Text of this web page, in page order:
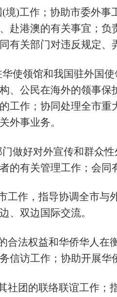
境)工作；协助市委外
赴港澳的有关事宜；
有关部门对违反规定、
使领馆和我国驻外国
、公民在海外的领事
工作；协同处理全市
外事业务。
做好对外宣传和群众
的有关管理工作；会
工作，指导协调全市
、双边国际交流。
合法权益和华侨华人在
信访工作；协助开展
社团的联络联谊工作；